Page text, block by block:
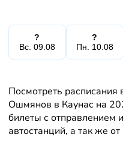
?
Вс. 09.08
?
Пн. 10.08
Посмотреть расписания
Ошмянов в Каунас на
билеты с отправлением
автостанций, а так же